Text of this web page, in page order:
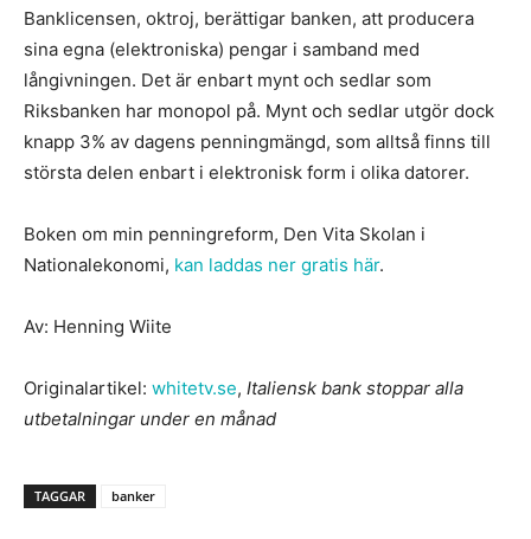
Banklicensen, oktroj, berättigar banken, att producera
sina egna (elektroniska) pengar i samband med
långivningen. Det är enbart mynt och sedlar som
Riksbanken har monopol på. Mynt och sedlar utgör dock
knapp 3% av dagens penningmängd, som alltså finns till
största delen enbart i elektronisk form i olika datorer.
Boken om min penningreform, Den Vita Skolan i
Nationalekonomi, kan laddas ner gratis här.
Av: Henning Wiite
Originalartikel: whitetv.se, Italiensk bank stoppar alla
utbetalningar under en månad
TAGGAR banker